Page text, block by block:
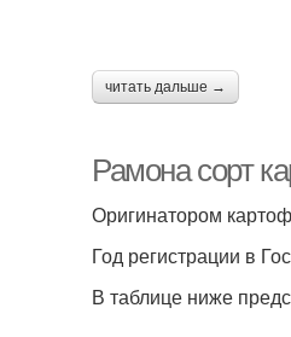
читать дальше →
Рамона сорт
Оригинатором
Год регистрации в
В таблице ниже